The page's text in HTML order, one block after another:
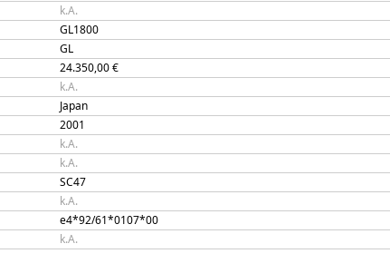
k.A.
GL1800
GL
24.350,00€
k.A.
Japan
2001
k.A.
k.A.
SC47
k.A.
e4*92/61*0107*00
k.A.